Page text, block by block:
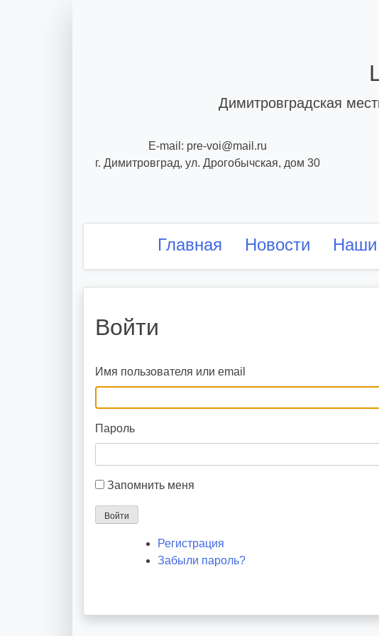
Димитровградская
E-mail: pre-voi@mail.ru
г. Димитровград, ул. Дрогобычская, дом 30
Главная Новости Наши
Войти
Имя пользователя или email
Пароль
Запомнить меня
Войти
Регистрация
Забыли пароль?